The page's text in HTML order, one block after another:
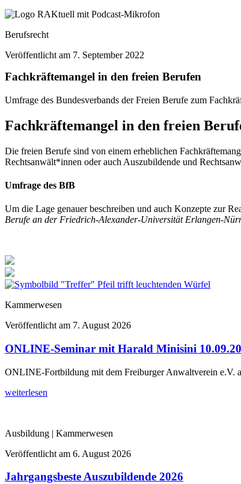
Berufsrecht
Veröffentlicht am 7. September 2022
Fachkräftemangel in den freien Berufen
Umfrage des Bundesverbands der Freien Berufe zum
Fachkräftemangel in den freien
Die freien Berufe sind von einem erheblichen
Rechtsanwält*innen oder auch Auszubildende und
Umfrage des BfB
Um die Lage genauer beschreiben und auch Konzepte zur
Berufe an der Friedrich-Alexander-Universität Erlangen-
Kammerwesen
Veröffentlicht am 7. August 2026
ONLINE-Seminar mit Harald Minisini
ONLINE-Fortbildung mit dem Freiburger Anwaltverein e.V.
weiterlesen
Ausbildung | Kammerwesen
Veröffentlicht am 6. August 2026
Jahrgangsbeste Auszubildende 2026